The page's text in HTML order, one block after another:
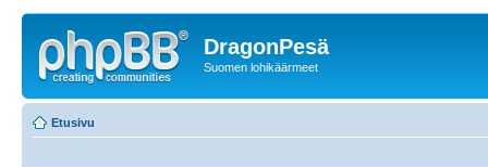
DragonPesä
Suomen lohikäärmeet
Etusivu